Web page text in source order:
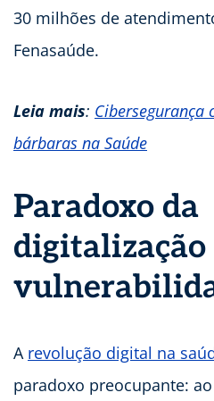
30 milhões de
Fenasaúde.
Leia mais: Cibersegurança
bárbaras na Saúde
Paradoxo da
digitalização
A revolução digital na
paradoxo preocupante: